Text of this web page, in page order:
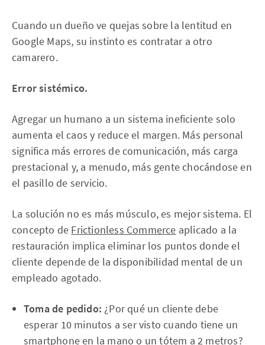
Cuando un dueño ve quejas sobre la lentitud en
Google Maps, su instinto es contratar a otro
camarero.
Error sistémico.
Agregar un humano a un sistema ineficiente solo
aumenta el caos y reduce el margen. Más personal
significa más errores de comunicación, más carga
prestacional y, a menudo, más gente chocándose en
el pasillo de servicio.
La solución no es más músculo, es mejor sistema. El
concepto de Frictionless Commerce aplicado a la
restauración implica eliminar los puntos donde el
cliente depende de la disponibilidad mental de un
empleado agotado.
Toma de pedido: ¿Por qué un cliente debe
esperar 10 minutos a ser visto cuando tiene un
smartphone en la mano o un tótem a 2 metros?